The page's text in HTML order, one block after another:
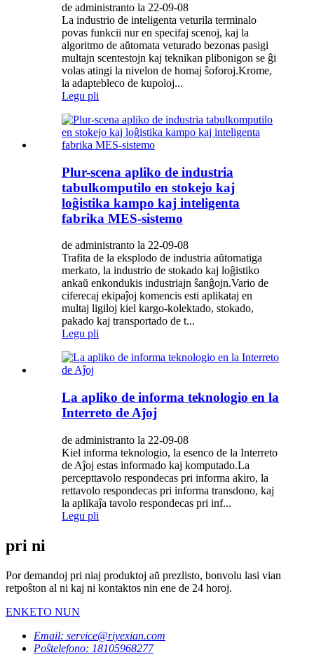
de administranto la 22-09-08
La industrio de inteligenta veturila terminalo
povas funkcii nur en specifaj scenoj, kaj la
algoritmo de aŭtomata veturado bezonas pasigi
multajn scentestojn kaj teknikan plibonigon se ĝi
volas atingi la nivelon de homaj ŝoforoj.Krome,
la adaptebleco de kupoloj...
Legu pli
Plur-scena apliko de industria
tabulkomputilo en stokejo kaj
loĝistika kampo kaj inteligenta
fabrika MES-sistemo
de administranto la 22-09-08
Trafita de la eksplodo de industria aŭtomatiga
merkato, la industrio de stokado kaj loĝistiko
ankaŭ enkondukis industriajn ŝanĝojn.Vario de
ciferecaj ekipaĵoj komencis esti aplikataj en
multaj ligiloj kiel kargo-kolektado, stokado,
pakado kaj transportado de t...
Legu pli
La apliko de informa teknologio en la
Interreto de Aĵoj
de administranto la 22-09-08
Kiel informa teknologio, la esenco de la Interreto
de Aĵoj estas informado kaj komputado.La
percepttavolo respondecas pri informa akiro, la
rettavolo respondecas pri informa transdono, kaj
la aplikaĵa tavolo respondecas pri inf...
Legu pli
pri ni
Por demandoj pri niaj produktoj aŭ prezlisto, bonvolu lasi vian
retpoŝton al ni kaj ni kontaktos nin ene de 24 horoj.
ENKETO NUN
Email: service@riyexian.com
Poŝtelefono: 18105968277